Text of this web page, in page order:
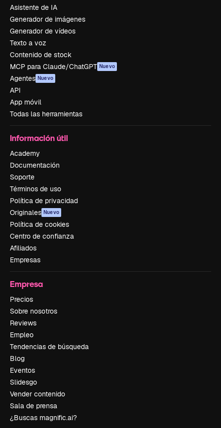
Asistente de IA
Generador de imágenes
Generador de vídeos
Texto a voz
Contenido de stock
MCP para Claude/ChatGPT Nuevo
Agentes Nuevo
API
App móvil
Todas las herramientas
Información útil
Academy
Documentación
Soporte
Términos de uso
Política de privacidad
Originales Nuevo
Política de cookies
Centro de confianza
Afiliados
Empresas
Empresa
Precios
Sobre nosotros
Reviews
Empleo
Tendencias de búsqueda
Blog
Eventos
Slidesgo
Vender contenido
Sala de prensa
¿Buscas magnific.ai?